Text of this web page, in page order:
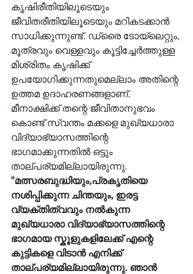
കൃഷിരീതിയിലൂടെയും
ജീവിതരീതിയിലൂടെയും മറികടക്കാൻ
സാധിക്കുന്നുണ്ട്. ഡ്രൈ ടോയ്‌ലെറ്റും,
മൂത്രവും വെള്ളവും കൂട്ടിച്ചേർത്തുള്ള
മിശ്രിതം കൃഷിക്ക്
ഉപയോഗിക്കുന്നതുമെല്ലാം അതിന്റെ
ഉത്തമ ഉദാഹരണങ്ങളാണ്.
മീനാക്ഷിക്ക് തന്റെ ജീവിതാനുഭവം
കൊണ്ട് സ്വന്തം മക്കളെ മുഖ്യധാരാ
വിദ്യാഭ്യാസത്തിന്റെ
ഭാഗമാക്കുന്നതിൽ ഒട്ടും
താല്പര്യമില്ലായിരുന്നു.
"മത്സരബുദ്ധിയും,പ്രകൃതിയെ
നശിപ്പിക്കുന്ന ചിന്തയും, ഇരട്ട
വ്യക്തിത്വവും നൽകുന്ന
മുഖ്യധാരാ വിദ്യാഭ്യാസത്തിന്റെ
ഭാഗമായ സ്കൂളുകളിലേക്ക് എന്റെ
കുട്ടികളെ വിടാൻ എനിക്ക്
താല്പര്യമില്ലായിരുന്നു. ഞാൻ